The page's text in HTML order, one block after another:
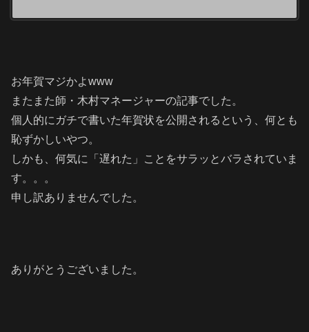
お年賀マジかよwww
またまた師・木村マネージャーの記事でした。
個人的にガチで書いた年賀状を公開されるという、何とも
恥ずかしいやつ。
しかも、何気に「遅れた」ことをサラッとバラされていま
す。。。
申し訳ありませんでした。
ありがとうございました。